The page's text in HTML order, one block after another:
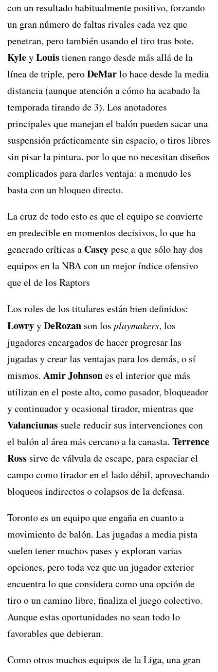
con un resultado habitualmente positivo, forzando
un gran número de faltas rivales cada vez que
penetran, pero también usando el tiro tras bote.
KyleyLouistienen rango desde más allá de la
línea de triple, peroDeMarlo hace desde la media
distancia (aunque atención a cómo ha acabado la
temporada tirando de 3). Los anotadores
principales que manejan el balón pueden sacar una
suspensión prácticamente sin espacio, o tiros libres
sin pisar la pintura. por lo que no necesitan diseños
complicados para darles ventaja: a menudo les
basta con un bloqueo directo.
La cruz de todo esto es que el equipo se convierte
en predecible en momentos decisivos, lo que ha
generado críticas a Caseypese a que sólo hay dos
equipos en la NBA con un mejor índice ofensivo
que el de los Raptors
Los roles de los titulares están bien definidos:
LowryyDeRozan son los playmakers, los
jugadores encargados de hacer progresar las
jugadas y crear las ventajas para los demás, o sí
mismos. Amir Johnsones el interior que más
utilizan en el poste alto, como pasador, bloqueador
y continuador y ocasional tirador, mientras que
Valanciunas suele reducir sus intervenciones con
el balón al área más cercano a la canasta. Terrence
Ross sirve de válvula de escape, para espaciar el
campo como tirador en el lado débil, aprovechando
bloqueos indirectos o colapsos de la defensa.
Toronto es un equipo que engaña en cuanto a
movimiento de balón. Las jugadas a media pista
suelen tener muchos pases y exploran varias
opciones, pero toda vez que un jugador exterior
encuentra lo que considera como una opción de
tiro o un camino libre, finaliza el juego colectivo.
Aunque estas oportunidades no sean todo lo
favorables que debieran.
Como otros muchos equipos de la Liga, una gran